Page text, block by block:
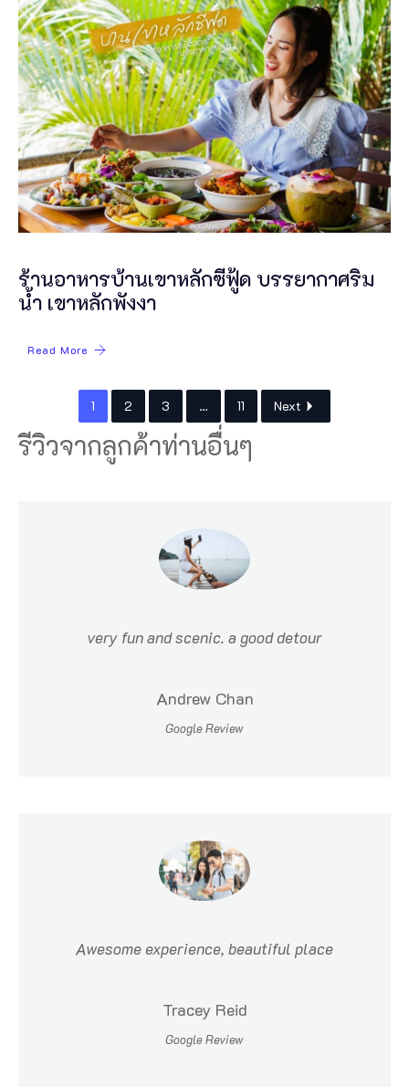
ร้านอาหารบ้านเขาหลักซีฟู้ด บรรยากาศริม
น้ำ เขาหลักพังงา
Read More
1 2 3 … 11 Next
รีวิวจากลูกค้าท่านอื่นๆ
very fun and scenic. a good detour
Andrew Chan
Google Review
Awesome experience, beautiful place
Tracey Reid
Google Review